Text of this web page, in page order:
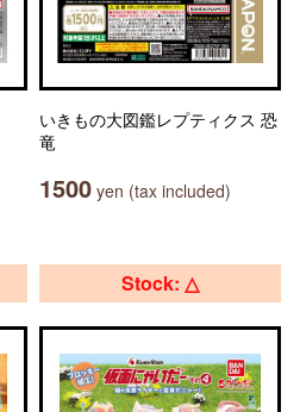
いきもの大図鑑レプティクス 恐
竜
1500 yen (tax included)
Stock: △